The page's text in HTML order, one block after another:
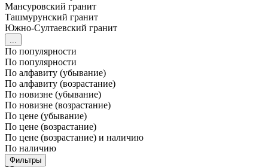
Мансуровский гранит
Ташмурунский гранит
Южно-Султаевский гранит
...
По популярности
По популярности
По алфавиту (убывание)
По алфавиту (возрастание)
По новизне (убывание)
По новизне (возрастание)
По цене (убывание)
По цене (возрастание)
По цене (возрастание) и наличию
По наличию
Фильтры